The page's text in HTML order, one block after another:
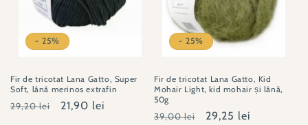
- 25%
Fir de tricotat Lana Gatto, Super
Soft, lână merinos extrafin
Preț
29,20 lei
Preț
21,90 lei
- 25%
Fir de tricotat Lana Gatto, Kid
Mohair Light, kid mohair și lână,
50g
Preț
39,00 lei
Preț
29,25 lei